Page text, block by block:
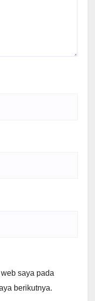
saya pada
berikutnya.